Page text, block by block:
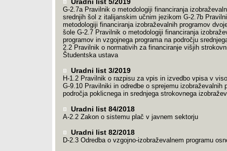
G-2.7a Pravilnik o metodologiji financiranja
srednjih šol z italijanskim učnim jezikom G-2.7b
metodologiji financiranja izobraževalnih programov
šole G-2.7 Pravilnik o metodologiji financiranja
programov in vzgojnega programa na področju
2.2 Pravilnik o normativih za financiranje višjih
Študentska ustava
Uradni list 3/2019
H-1.2 Pravilnik o razpisu za vpis in izvedbo vpisa v
G-9.10 Pravilniki in odredbe o sprejemu izobraževalnih
področja poklicnega in srednjega strokovnega
Uradni list 84/2018
A-2.2 Zakon o sistemu plač v javnem sektorju
Uradni list 82/2018
D-2.3 Odredba o vzgojno-izobraževalnem programu